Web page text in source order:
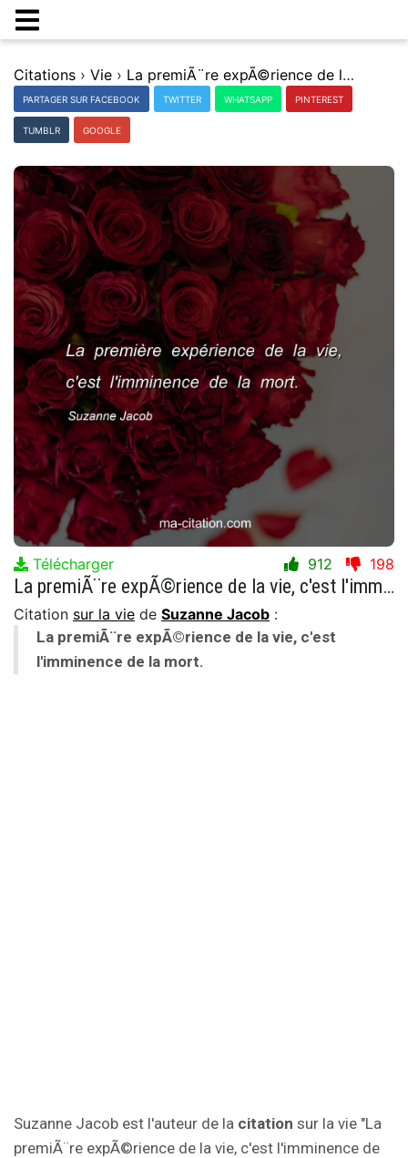
Citations › Vie › La premiÃ¨re expÃ©rience de la vie, c'est l'imminence de la mort.
PARTAGER SUR FACEBOOK TWITTER WHATSAPP PINTEREST
TUMBLR GOOGLE
Télécharger 912 198
La premiÃ¨re expÃ©rience de la vie, c'est l'imminence de la mort.
Citation sur la vie de Suzanne Jacob :
La premiÃ¨re expÃ©rience de la vie, c'est
l'imminence de la mort.
Suzanne Jacob est l'auteur de la citation sur la vie "La
premiÃ¨re expÃ©rience de la vie, c'est l'imminence de